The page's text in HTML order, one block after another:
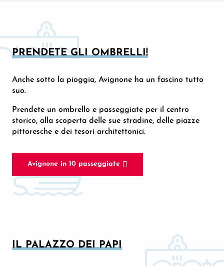
PRENDETE GLI OMBRELLI!
Anche sotto la pioggia, Avignone ha un fascino tutto
suo.
Prendete un ombrello e passeggiate per il centro
storico, alla scoperta delle sue stradine, delle piazze
pittoresche e dei tesori architettonici.
Avignone in 10 passeggiate
IL PALAZZO DEI PAPI